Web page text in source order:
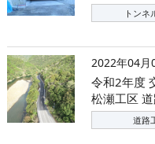
トン
2022年04月
令和2年度
松瀬工区
道路